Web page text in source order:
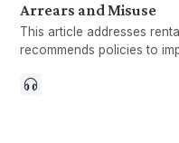
Arrears and Misuse
This article addresses
recommends policies to
household registry and